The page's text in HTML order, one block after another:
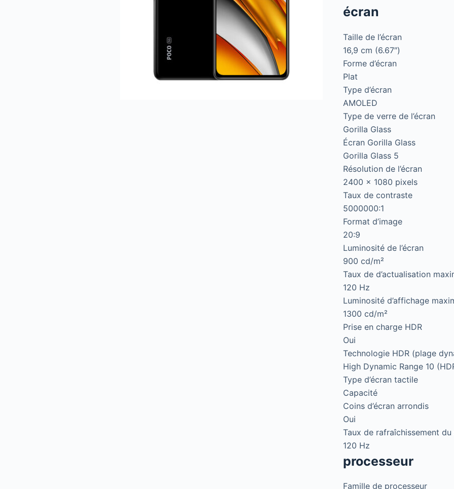
écran
Taille de l’écran
16,9 cm (6.67″)
Forme d’écran
Plat
Type d’écran
AMOLED
Type de verre de l’écran
Gorilla Glass
Écran Gorilla Glass
Gorilla Glass 5
Résolution de l’écran
2400 x 1080 pixels
Taux de contraste
5000000:1
Format d’image
20:9
Luminosité de l’écran
900 cd/m²
Taux de d’actualisation
120 Hz
Luminosité d’affichage
1300 cd/m²
Prise en charge HDR
Oui
Technologie HDR (plage
High Dynamic Range 10
Type d’écran tactile
Capacité
Coins d’écran arrondis
Oui
Taux de rafraîchissement
120 Hz
processeur
Famille de processeur